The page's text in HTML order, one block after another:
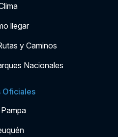
llegar
y Caminos
Nacionales
Oficiales